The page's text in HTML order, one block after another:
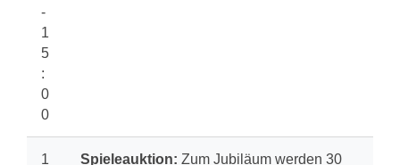
-
1
5
:
0
0
1 Spieleauktion: Zum Jubiläum werden 30